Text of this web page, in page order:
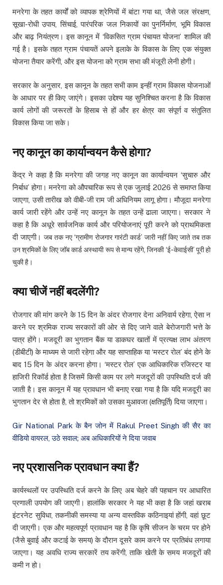
मनरेगा के तहत कार्यों को व्यापक श्रेणियों में बांटा गया था, जैसे जल संरक्षण,
सूखा-रोधी उपाय, सिंचाई, पारंपरिक जल निकायों का पुनर्निर्माण, भूमि विकास
और बाढ़ नियंत्रण। इस कानून में ‘विकसित ग्राम पंचायत योजना’ शामिल की
गई है। इसके तहत ग्राम पंचायतें अपने इलाके के विकास के लिए एक संयुक्त
योजना तैयार करेंगी, और इस योजना को ग्राम सभा की मंजूरी लेनी होगी।
सरकार के अनुसार, इस कानून के तहत सभी काम इन्हीं ग्राम विकास योजनाओं
के आधार पर ही किए जाएंगे। इसका उद्देश्य यह सुनिश्चित करना है कि विकास
कार्य लोगों की जरूरतों के हिसाब से हों और हर क्षेत्र का संपूर्ण व संतुलित
विकास किया जा सके।
नए कानून का कार्यान्वयन कैसे होगा?
केंद्र ने कहा है कि मनरेगा की जगह नए कानून का कार्यान्वयन ‘सुचारु और
निर्बाध’ होगा। मनरेगा को औपचारिक रूप से एक जुलाई 2026 से समाप्त किया
जाएगा, उसी तारीख को वीबी-जी राम जी अधिनियम लागू होगा। मौजूदा मनरेगा
कार्य जारी रहेंगे और उन्हें नए कानून के तहत उन्हें ढाला जाएगा। सरकार ने
कहा है कि अधूरे सार्वजनिक कार्य और परियोजनाएं पूरी करने को प्राथमिकता
दी जाएगी। जब तक नए ‘ग्रामीण रोजगार गारंटी कार्ड’ जारी नहीं किए जाते तब तक
उन श्रमिकों के लिए जॉब कार्ड अस्थायी रूप से मान्य रहेंगे, जिनकी ‘ई-केवाईसी’ पूरी हो
चुकी है।
क्या चीजें नहीं बदलेंगी?
रोजगार की मांग करने के 15 दिन के अंदर रोजगार देना अनिवार्य रहेगा, ऐसा न
करने पर श्रमिक राज्य सरकारों की ओर से दिए जाने वाले बेरोजगारी भत्ते के
पात्र होंगे। मजदूरी का भुगतान बैंक या डाकघर खातों में प्रत्यक्ष लाभ अंतरण
(डीबीटी) के माध्यम से जारी रहेगा और यह साप्ताहिक या ‘मस्टर रोल’ बंद होने के
बाद 15 दिन के अंदर करना होगा। ‘मस्टर रोल’ एक आधिकारिक रजिस्टर या
हाजिरी रिकॉर्ड होता है जिसमें किसी काम पर लगे मजदूरों की उपस्थिति दर्ज की
जाती है। इस कानून में यह प्रावधान भी बनाए रखा गया है कि यदि मजदूरी का
भुगतान देर से होता है, तो श्रमिकों को उसका मुआवजा (क्षतिपूर्ति) दिया जाएगा।
Gir National Park के बैन जोन में Rakul Preet Singh की सैर का
वीडियो वायरल, उठे सवाल; अब अधिकारियों ने दिया जवाब
नए प्रशासनिक प्रावधान क्या हैं?
कार्यस्थलों पर उपस्थिति दर्ज करने के लिए अब चेहरे की पहचान पर आधारित
प्रणाली उपयोग की जाएगी। हालांकि सरकार ने यह भी कहा है कि जहां खराब
इंटरनेट सुविधा, तकनीकी समस्या या अन्य वास्तविक कठिनाइयां होंगी, वहां छूट
दी जाएगी। एक और महत्वपूर्ण प्रावधान यह है कि कृषि सीजन के चरम पर होने
(जैसे बुवाई और कटाई के समय) के दौरान दूसरे काम करने पर प्रतिबंध लगाया
जाएगा। यह अवधि राज्य सरकारें तय करेंगी, ताकि खेती के समय मजदूरों की
कमी न हो।